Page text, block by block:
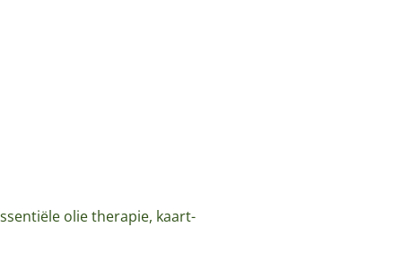
olie therapie, kaart-